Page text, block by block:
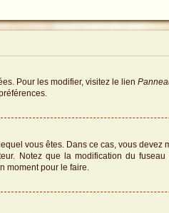
Pour les modifier, visitez le lien
vous êtes. Dans ce cas, vous
Notez que la modification du
moment pour le faire.